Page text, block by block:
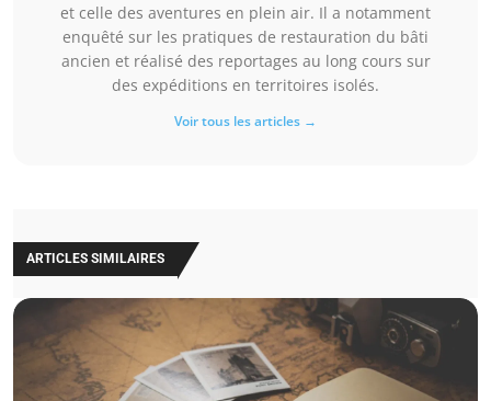
et celle des aventures en plein air. Il a notamment
enquêté sur les pratiques de restauration du bâti
ancien et réalisé des reportages au long cours sur
des expéditions en territoires isolés.
Voir tous les articles →
ARTICLES SIMILAIRES